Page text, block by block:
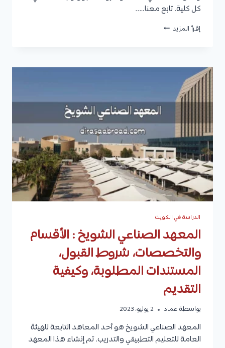
كل كلية. تابع معنا…..
إقرأ المزيد تخصص
الكويت
تدرسه،
وشروط
ونسب
في
كل
جامعة
الدراسة في الكويت
المعهد الصناعي الشويخ : الأقسام
والتخصصات، شروط القبول،
المستندات المطلوبة، وكيفية
التقديم
بواسطة عماد 2 يوليو، 2023
المعهد الصناعي الشويخ هو أحد المعاهد التابعة للهيئة
العامة للتعليم التطبيقي والتدريب. تم إنشاء هذا المعهد